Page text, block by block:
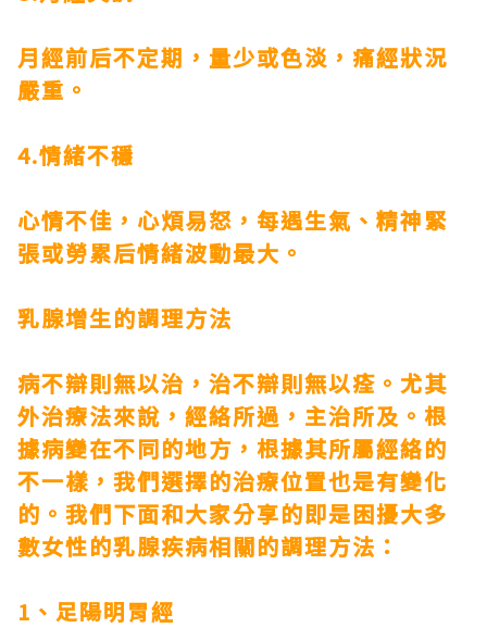
月經前后不定期，量少或色淡，痛經狀況
嚴重。
4.情緒不穩
心情不佳，心煩易怒，每遇生氣、精神緊
張或勞累后情緒波動最大。
乳腺增生的調理方法
病不辯則無以治，治不辯則無以痊。尤其
外治療法來說，經絡所過，主治所及。根
據病變在不同的地方，根據其所屬經絡的
不一樣，我們選擇的治療位置也是有變化
的。我們下面和大家分享的即是困擾大多
數女性的乳腺疾病相關的調理方法：
1、足陽明胃經